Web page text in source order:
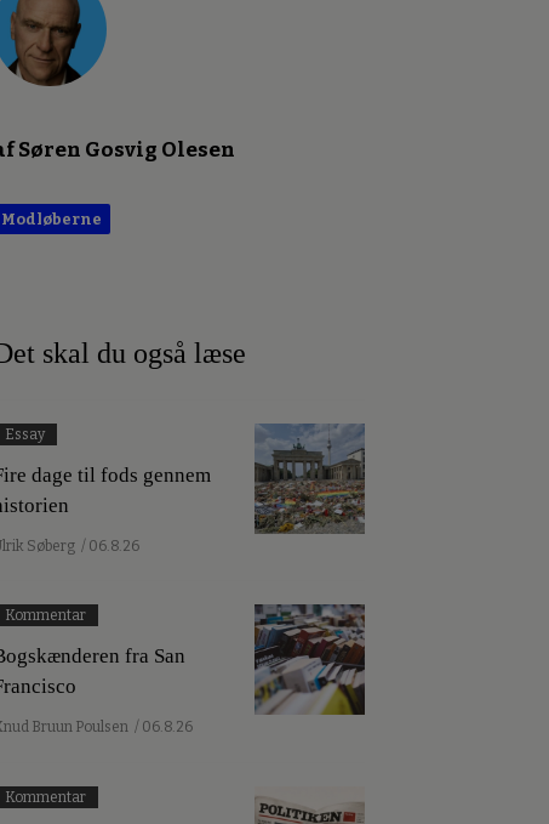
Søren Gosvig Olesen
Modløberne
skal du også læse
Essay
dage til fods gennem
Søberg / 06.8.26
Kommentar
fra San
Bruun Poulsen / 06.8.26
Kommentar